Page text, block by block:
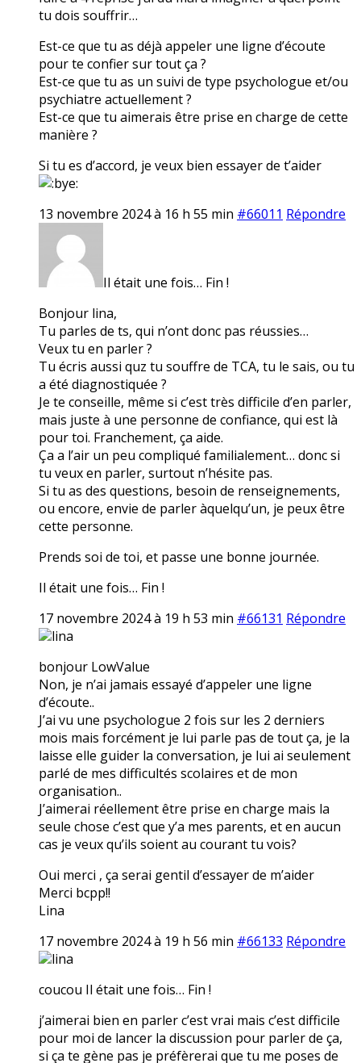
tu dois souffrir…
Est-ce que tu as déjà appeler une ligne d’écoute
pour te confier sur tout ça ?
Est-ce que tu as un suivi de type psychologue et/ou
psychiatre actuellement ?
Est-ce que tu aimerais être prise en charge de cette
manière ?
Si tu es d’accord, je veux bien essayer de t’aider
13 novembre 2024 à 16 h 55 min #66011 Répondre
Il était une fois… Fin !
Bonjour lina,
Tu parles de ts, qui n’ont donc pas réussies…
Veux tu en parler ?
Tu écris aussi quz tu souffre de TCA, tu le sais, ou tu
a été diagnostiquée ?
Je te conseille, même si c’est très difficile d’en parler,
mais juste à une personne de confiance, qui est là
pour toi. Franchement, ça aide.
Ça a l’air un peu compliqué familialement… donc si
tu veux en parler, surtout n’hésite pas.
Si tu as des questions, besoin de renseignements,
ou encore, envie de parler àquelqu’un, je peux être
cette personne.
Prends soi de toi, et passe une bonne journée.
Il était une fois… Fin !
17 novembre 2024 à 19 h 53 min #66131 Répondre
lina
bonjour LowValue
Non, je n’ai jamais essayé d’appeler une ligne
d’écoute..
J’ai vu une psychologue 2 fois sur les 2 derniers
mois mais forcément je lui parle pas de tout ça, je la
laisse elle guider la conversation, je lui ai seulement
parlé de mes difficultés scolaires et de mon
organisation..
J’aimerai réellement être prise en charge mais la
seule chose c’est que y’a mes parents, et en aucun
cas je veux qu’ils soient au courant tu vois?
Oui merci , ça serai gentil d’essayer de m’aider
Merci bcpp!!
Lina
17 novembre 2024 à 19 h 56 min #66133 Répondre
lina
coucou Il était une fois… Fin !
j’aimerai bien en parler c’est vrai mais c’est difficile
pour moi de lancer la discussion pour parler de ça,
si ça te gène pas je préfèrerai que tu me poses de